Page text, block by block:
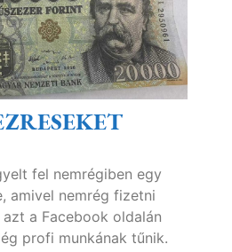
fel nemrégiben egy
amivel nemrég fizetni
a Facebook oldalán
profi munkának tűnik.